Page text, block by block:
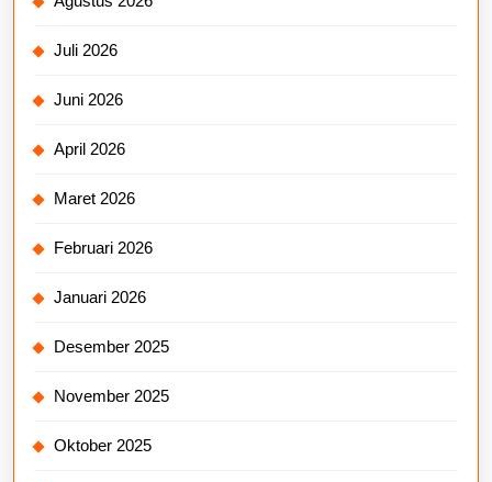
Juli 2026
Juni 2026
April 2026
Maret 2026
Februari 2026
Januari 2026
Desember 2025
November 2025
Oktober 2025